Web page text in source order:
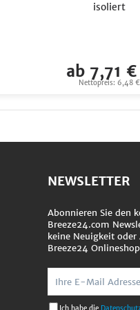
isoliert
ab 7,71
Nettopreis: 6,48 €
NEWSLETTER
Abonnieren Sie den
Breeze24.com
keine Neuigkeit
Breeze24